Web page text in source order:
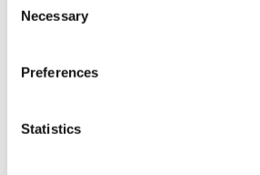
Selection
Necessary
Preferences
Statistics
Effectieve experimenten
analyseren.
gestructureerde aanpak